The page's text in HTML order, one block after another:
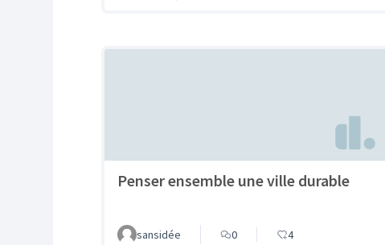
Penser ensemble une ville durable
sansidée 0 4